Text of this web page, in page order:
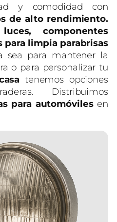
y comodidad con
de alto rendimiento.
luces, componentes
limpia parabrisas
sea para mantener la
o para personalizar tu
tenemos opciones
Distribuimos
para automóvilesen